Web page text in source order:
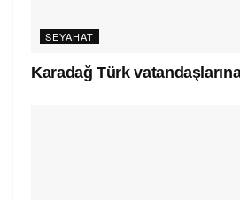
SEYAHAT
Karadağ Türk